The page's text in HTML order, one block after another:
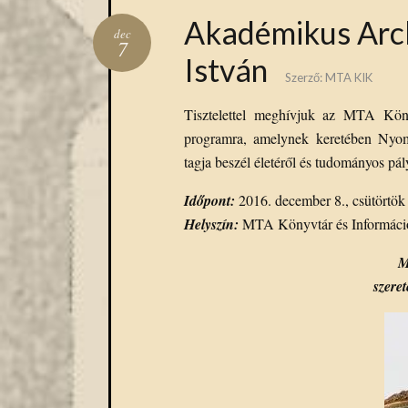
Akadémikus
István
dec
7
Szerző: MTA KIK
Tisztelettel meghívjuk az MTA
programra, amelynek keretében
tagja beszél életéről és tudományos
Időpont: 2016. december 8.,
Helyszín: MTA Könyvtár és